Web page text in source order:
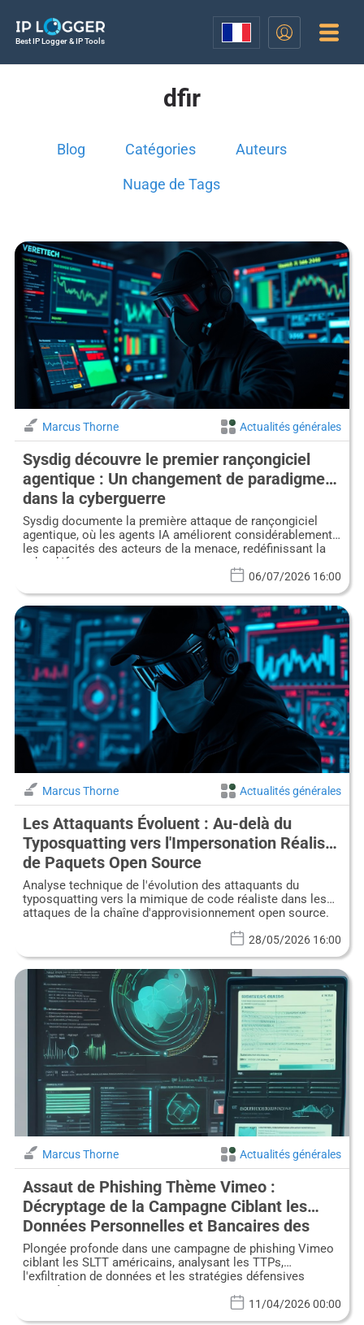
Best IP Logger & IP Tools
dfir
Blog Catégories Auteurs
Nuage de Tags
Marcus Thorne Actualités générales
Sysdig découvre le premier rançongiciel
agentique : Un changement de paradigme
dans la cyberguerre
Sysdig documente la première attaque de rançongiciel
agentique, où les agents IA améliorent considérablement
les capacités des acteurs de la menace, redéfinissant la
cyberdéfense.
06/07/2026 16:00
Marcus Thorne Actualités générales
Les Attaquants Évoluent : Au-delà du
Typosquatting vers l'Impersonation Réaliste
de Paquets Open Source
Analyse technique de l'évolution des attaquants du
typosquatting vers la mimique de code réaliste dans les
attaques de la chaîne d'approvisionnement open source.
28/05/2026 16:00
Marcus Thorne Actualités générales
Assaut de Phishing Thème Vimeo :
Décryptage de la Campagne Ciblant les
Données Personnelles et Bancaires des
SLTT
Plongée profonde dans une campagne de phishing Vimeo
ciblant les SLTT américains, analysant les TTPs,
l'exfiltration de données et les stratégies défensives
avancées.
11/04/2026 00:00